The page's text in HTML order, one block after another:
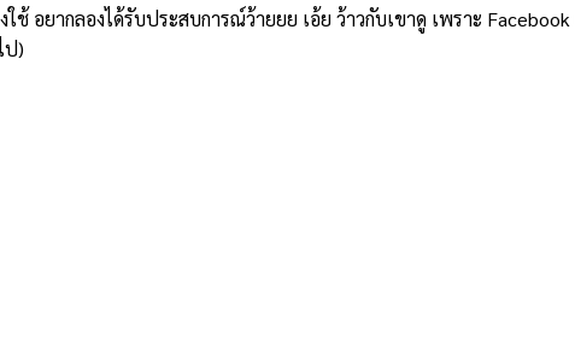
อยากลองได้รับประสบการณ์ว้ายยย เอ้ย ว้าวกับเขาดู เพราะ
ป)